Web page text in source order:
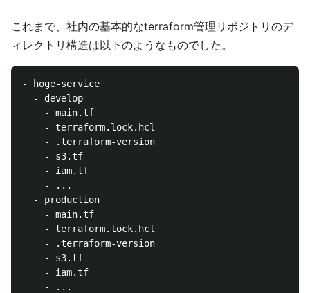
これまで、社内の基本的なterraform管理リポジトリのデ
ィレクトリ構造は以下のようなものでした。
- hoge-service
  - develop
    - main.tf
    - terraform.lock.hcl
    - .terraform-version
    - s3.tf
    - iam.tf
    - ...
  - production
    - main.tf
    - terraform.lock.hcl
    - .terraform-version
    - s3.tf
    - iam.tf
    - ...